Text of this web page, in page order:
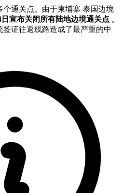
通关点。由于柬埔寨-泰国边境
日宣布关闭所有陆地边境通关点 。
证往返线路造成了最严重的中